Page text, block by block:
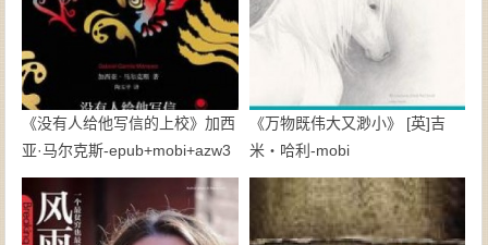
《没有人给他写信的上校》加西
亚·马尔克斯-epub+mobi+azw3
《万物既伟大又渺小》 [英]吉
米・哈利-mobi